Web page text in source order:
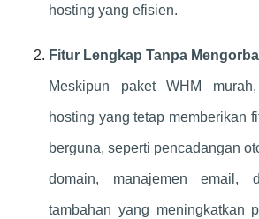
hosting yang efisien.
Fitur Lengkap Tanpa
Meskipun paket WHM
hosting yang tetap memberikan
berguna, seperti pencadangan
domain, manajemen email,
tambahan yang meningkatkan